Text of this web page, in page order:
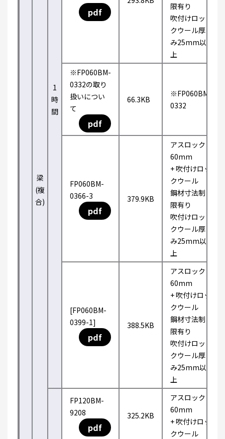
梁
(複
合)
1
時
間
pdf
限有り
吹付けロッ
クウール厚
み25mm以
上
※FP060BM-
0332の取り
扱いについ
て
pdf
66.3KB
※FP060BM-
0332
FP060BM-
0366-3
pdf
379.9KB
アスロック
60mm
+ 吹付けロッ
クウール
鋼材寸法制
限有り
吹付けロッ
クウール厚
み25mm以
上
[FP060BM-
0399-1]
pdf
388.5KB
アスロック
60mm
+ 吹付けロッ
クウール
鋼材寸法制
限有り
吹付けロッ
クウール厚
み25mm以
上
FP120BM-
9208
pdf
325.2KB
アスロック
60mm
+ 吹付けロッ
クウール